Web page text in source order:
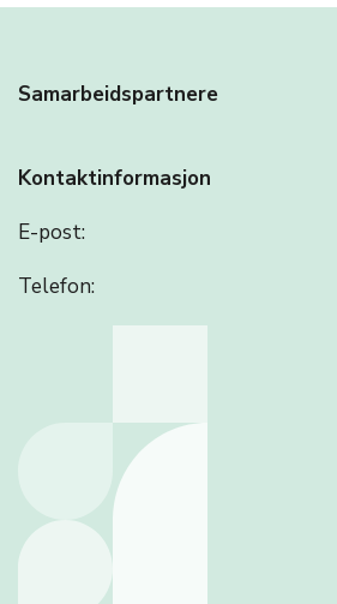
Samarbeidspartnere
Kontaktinformasjon
E-post:
Telefon: